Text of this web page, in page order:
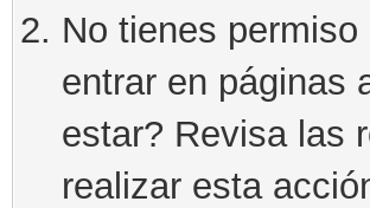
No tienes
entrar en páginas
estar? Revisa las
realizar esta